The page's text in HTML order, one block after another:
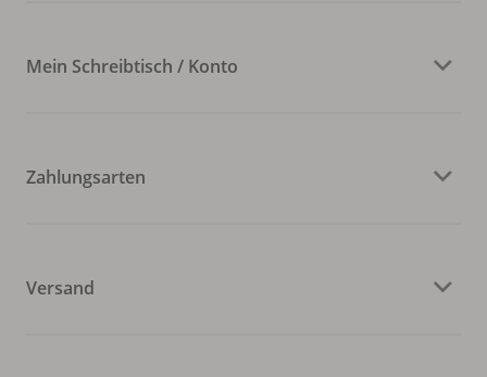
Mein Schreibtisch / Konto
Zahlungsarten
Versand